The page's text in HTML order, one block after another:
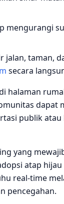
mengurangi
jalan, taman,
secara
halaman
dapat
publik
yang
atap
real‑time
pencegahan.